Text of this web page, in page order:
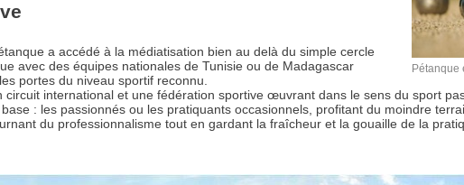
Pétanque
a accédé à la médiatisation bien au delà du simple cercle
avec des équipes nationales de Tunisie ou de Madagascar
portes du niveau sportif reconnu.
international et une fédération sportive œuvrant dans le sens du sport
: les passionnés ou les pratiquants occasionnels, profitant du moindre
du professionnalisme tout en gardant la fraîcheur et la gouaille de la